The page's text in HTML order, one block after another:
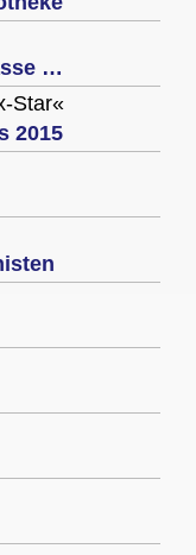
…
Star«
2015